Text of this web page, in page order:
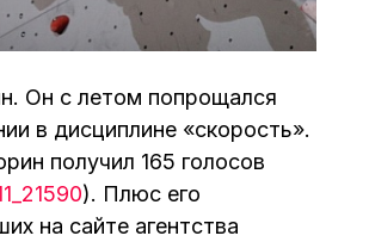
Он с летом попрощался
в дисциплине «скорость».
получил 165 голосов
). Плюс его
на сайте агентства